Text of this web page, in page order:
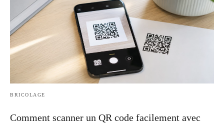
BRICOLAGE
Comment scanner un QR code facilement avec